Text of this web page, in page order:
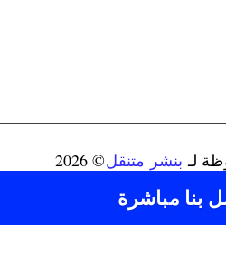
لـ بنشر متنقل© 2026
connect@ads-kuwait.net
بنا مباشرة